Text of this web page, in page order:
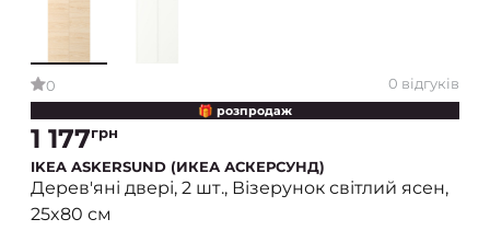
0 0 відгуків
🎁 розпродаж
1 177грн
IKEA ASKERSUND (ИКЕА АСКЕРСУНД)
Дерев'яні двері, 2 шт., Візерунок світлий ясен,
25x80 см